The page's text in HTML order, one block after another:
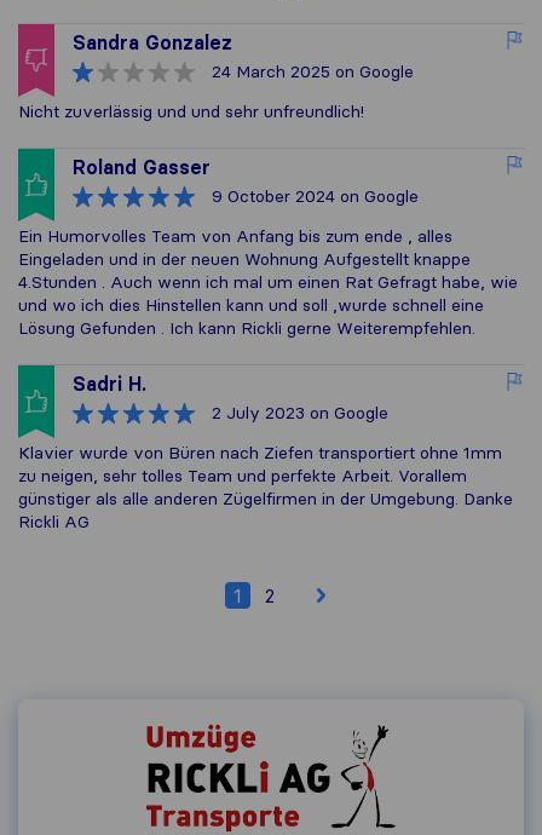
Sandra Gonzalez
24 March 2025 on Google
Nicht zuverlässig und und sehr unfreundlich!
Roland Gasser
9 October 2024 on Google
Ein Humorvolles Team von Anfang bis zum ende , alles
Eingeladen und in der neuen Wohnung Aufgestellt knappe
4.Stunden . Auch wenn ich mal um einen Rat Gefragt habe, wie
und wo ich dies Hinstellen kann und soll ,wurde schnell eine
Lösung Gefunden . Ich kann Rickli gerne Weiterempfehlen.
Sadri H.
2 July 2023 on Google
Klavier wurde von Büren nach Ziefen transportiert ohne 1mm
zu neigen, sehr tolles Team und perfekte Arbeit. Vorallem
günstiger als alle anderen Zügelfirmen in der Umgebung. Danke
Rickli AG
1 2